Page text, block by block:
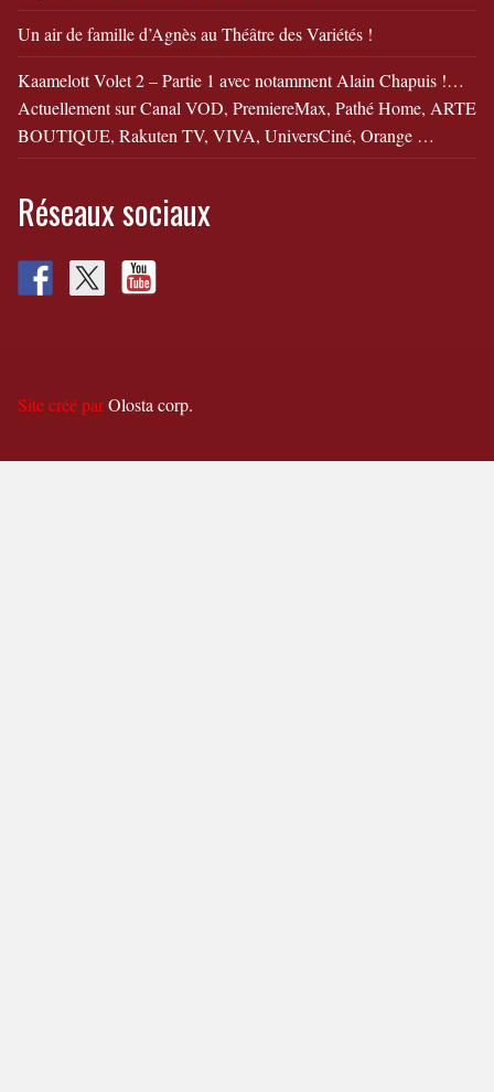
Un air de famille d’Agnès au Théâtre des Variétés !
Kaamelott Volet 2 – Partie 1 avec notamment Alain Chapuis !…
Actuellement sur Canal VOD, PremiereMax, Pathé Home, ARTE
BOUTIQUE, Rakuten TV, VIVA, UniversCiné, Orange …
Réseaux sociaux
Site créé parOlosta corp.